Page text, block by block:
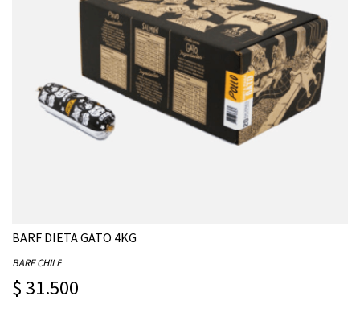
BARF DIETA GATO 4KG
BARF CHILE
$ 31.500